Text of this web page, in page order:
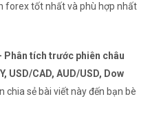
forex tốt nhất và phù hợp nhất
Phân tích trước phiên châu
USD/CAD, AUD/USD, Dow
chia sẻ bài viết này đến bạn bè